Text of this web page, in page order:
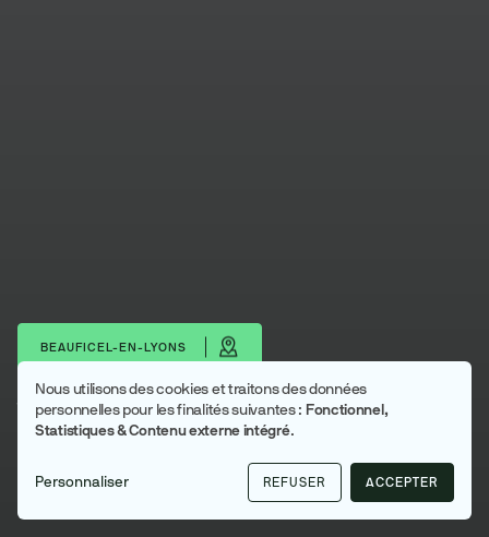
BEAUFICEL-EN-LYONS
Télécharger les portraits
Lyons Andelle
Utilisation
des
données
personnelles
Nous utilisons des cookies et traitons des données
personnelles pour les finalités suivantes : Fonctionnel,
Statistiques & Contenu externe intégré.
Personnaliser REFUSER ACCEPTER